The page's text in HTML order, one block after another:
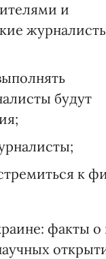
и
будут
к
факты о